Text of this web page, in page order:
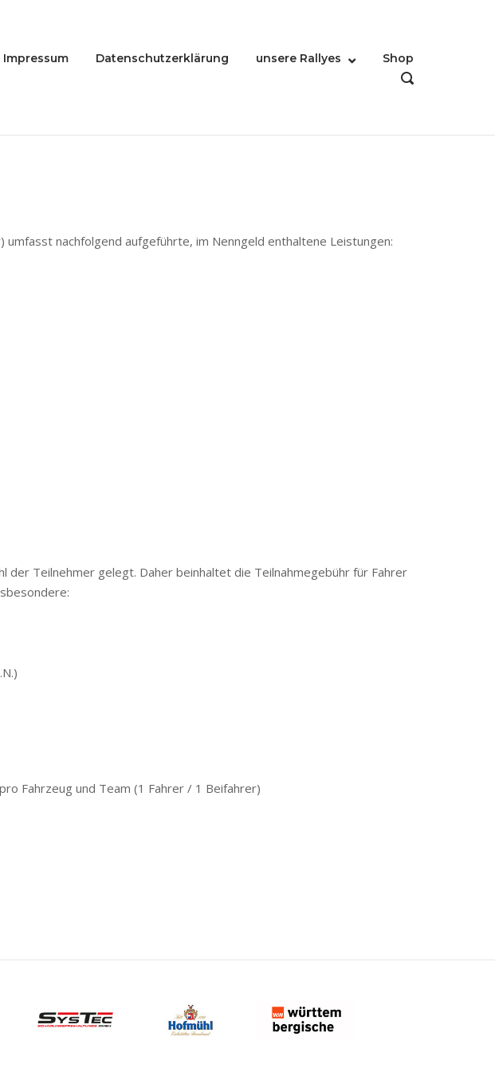
Impressum Datenschutzerklärung unsere Rallyes
Shop
OPEN
nachfolgend aufgeführte, im Nenngeld enthaltene Leistungen:
der Teilnehmer gelegt. Daher beinhaltet die Teilnahmegebühr für Fahrer
Fahrzeug und Team (1 Fahrer / 1 Beifahrer)